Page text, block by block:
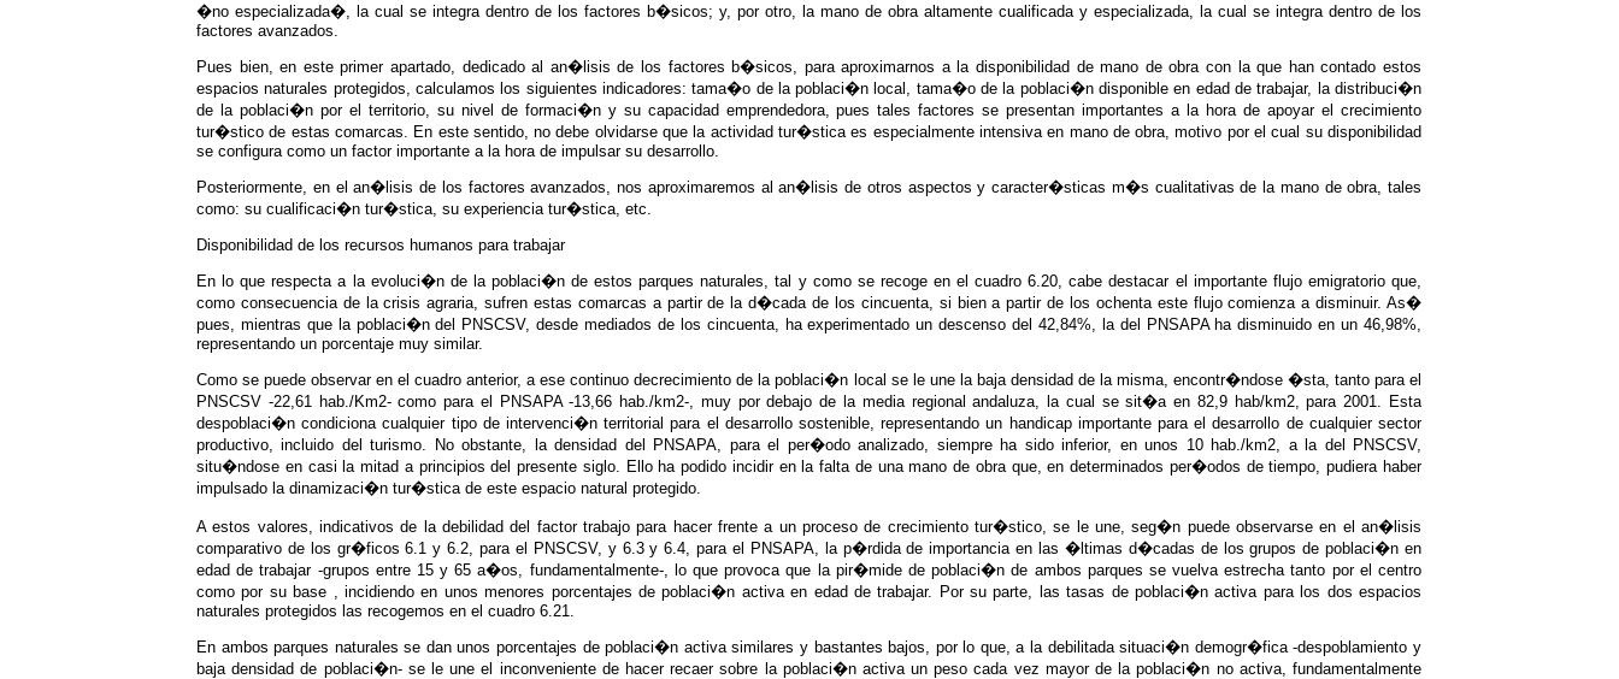
�no especializada�, la cual se integra dentro de los factores b�sicos; y, por otro, la mano de obra altamente cualificada y especializada, la cual se integra dentro de los
factores avanzados.
Pues bien, en este primer apartado, dedicado al an�lisis de los factores b�sicos, para aproximarnos a la disponibilidad de mano de obra con la que han contado estos
espacios naturales protegidos, calculamos los siguientes indicadores: tama�o de la poblaci�n local, tama�o de la poblaci�n disponible en edad de trabajar, la distribuci�n
de la poblaci�n por el territorio, su nivel de formaci�n y su capacidad emprendedora, pues tales factores se presentan importantes a la hora de apoyar el crecimiento
tur�stico de estas comarcas. En este sentido, no debe olvidarse que la actividad tur�stica es especialmente intensiva en mano de obra, motivo por el cual su disponibilidad
se configura como un factor importante a la hora de impulsar su desarrollo.
Posteriormente, en el an�lisis de los factores avanzados, nos aproximaremos al an�lisis de otros aspectos y caracter�sticas m�s cualitativas de la mano de obra, tales
como: su cualificaci�n tur�stica, su experiencia tur�stica, etc.
Disponibilidad de los recursos humanos para trabajar
En lo que respecta a la evoluci�n de la poblaci�n de estos parques naturales, tal y como se recoge en el cuadro 6.20, cabe destacar el importante flujo emigratorio que,
como consecuencia de la crisis agraria, sufren estas comarcas a partir de la d�cada de los cincuenta, si bien a partir de los ochenta este flujo comienza a disminuir. As�
pues, mientras que la poblaci�n del PNSCSV, desde mediados de los cincuenta, ha experimentado un descenso del 42,84%, la del PNSAPA ha disminuido en un 46,98%,
representando un porcentaje muy similar.
Como se puede observar en el cuadro anterior, a ese continuo decrecimiento de la poblaci�n local se le une la baja densidad de la misma, encontr�ndose �sta, tanto para el
PNSCSV -22,61 hab./Km2- como para el PNSAPA -13,66 hab./km2-, muy por debajo de la media regional andaluza, la cual se sit�a en 82,9 hab/km2, para 2001. Esta
despoblaci�n condiciona cualquier tipo de intervenci�n territorial para el desarrollo sostenible, representando un handicap importante para el desarrollo de cualquier sector
productivo, incluido del turismo. No obstante, la densidad del PNSAPA, para el per�odo analizado, siempre ha sido inferior, en unos 10 hab./km2, a la del PNSCSV,
situ�ndose en casi la mitad a principios del presente siglo. Ello ha podido incidir en la falta de una mano de obra que, en determinados per�odos de tiempo, pudiera haber
impulsado la dinamizaci�n tur�stica de este espacio natural protegido.
A estos valores, indicativos de la debilidad del factor trabajo para hacer frente a un proceso de crecimiento tur�stico, se le une, seg�n puede observarse en el an�lisis
comparativo de los gr�ficos 6.1 y 6.2, para el PNSCSV, y 6.3 y 6.4, para el PNSAPA, la p�rdida de importancia en las �ltimas d�cadas de los grupos de poblaci�n en
edad de trabajar -grupos entre 15 y 65 a�os, fundamentalmente-, lo que provoca que la pir�mide de poblaci�n de ambos parques se vuelva estrecha tanto por el centro
como por su base , incidiendo en unos menores porcentajes de poblaci�n activa en edad de trabajar. Por su parte, las tasas de poblaci�n activa para los dos espacios
naturales protegidos las recogemos en el cuadro 6.21.
En ambos parques naturales se dan unos porcentajes de poblaci�n activa similares y bastantes bajos, por lo que, a la debilitada situaci�n demogr�fica -despoblamiento y
baja densidad de poblaci�n- se le une el inconveniente de hacer recaer sobre la poblaci�n activa un peso cada vez mayor de la poblaci�n no activa, fundamentalmente